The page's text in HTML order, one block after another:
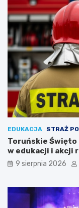
EDUKACJA STRAŻ
Toruńskie Święto
w edukacji i akcji
9 sierpnia 2026